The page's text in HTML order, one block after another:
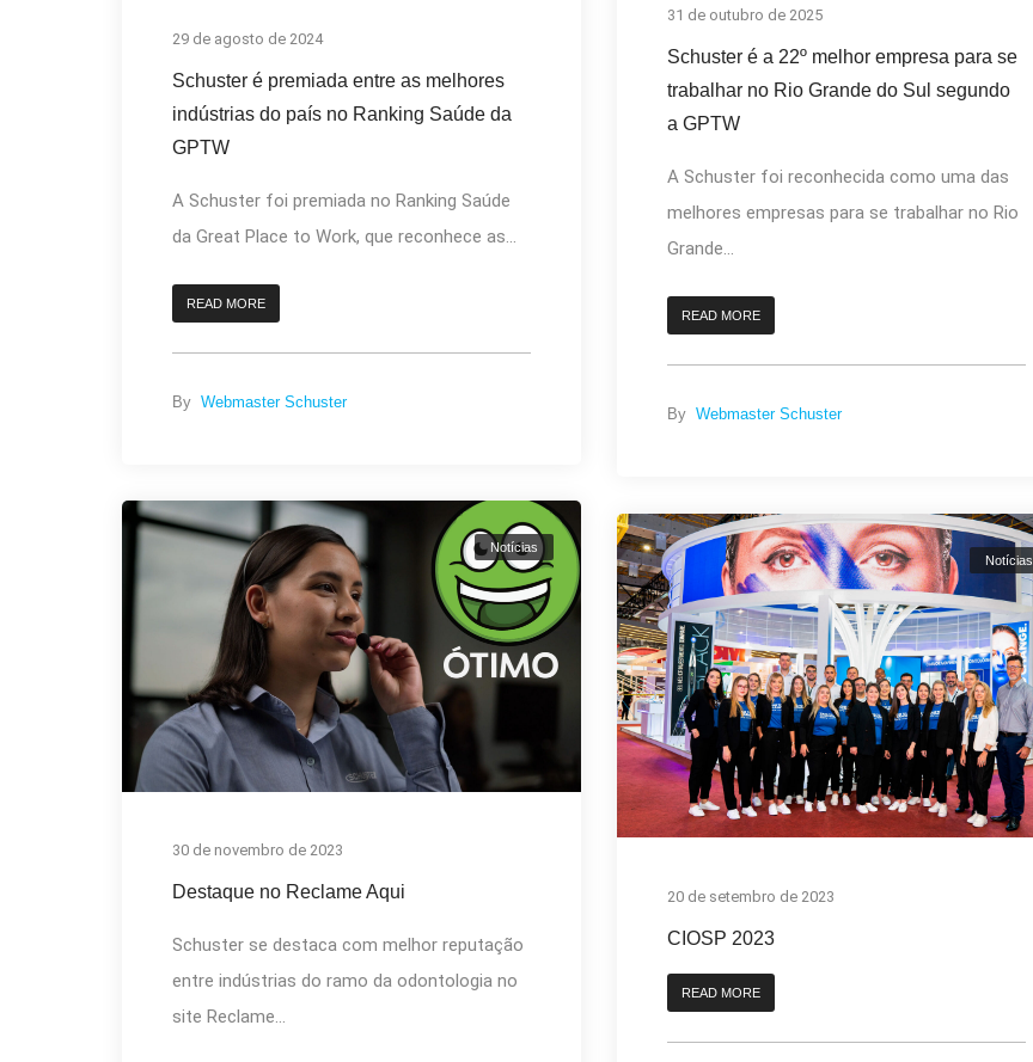
31 de outubro de 2025
Schuster é a 22º melhor empresa para se
trabalhar no Rio Grande do Sul segundo
a GPTW
A Schuster foi reconhecida como uma das
melhores empresas para se trabalhar no Rio
Grande...
READ MORE
By Webmaster Schuster
29 de agosto de 2024
Schuster é premiada entre as melhores
indústrias do país no Ranking Saúde da
GPTW
A Schuster foi premiada no Ranking Saúde
da Great Place to Work, que reconhece as...
READ MORE
By Webmaster Schuster
Notícias
30 de novembro de 2023
Destaque no Reclame Aqui
Schuster se destaca com melhor reputação
entre indústrias do ramo da odontologia no
site Reclame...
Notícias
20 de setembro de 2023
CIOSP 2023
READ MORE